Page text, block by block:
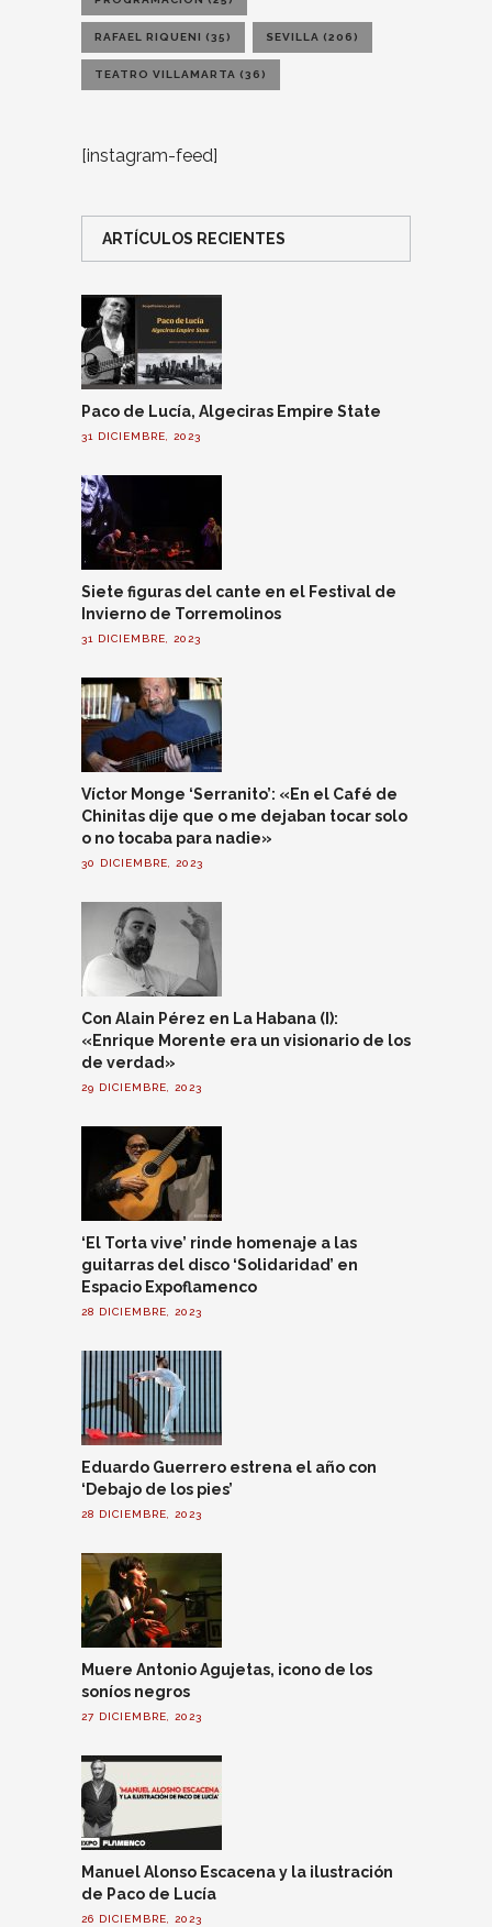
RAFAEL RIQUENI (35) SEVILLA (206)
TEATRO VILLAMARTA (36)
[instagram-feed]
ARTÍCULOS RECIENTES
Paco de Lucía, Algeciras Empire State
31 DICIEMBRE, 2023
Siete figuras del cante en el Festival de
Invierno de Torremolinos
31 DICIEMBRE, 2023
Víctor Monge ‘Serranito’: «En el Café de
Chinitas dije que o me dejaban tocar solo
o no tocaba para nadie»
30 DICIEMBRE, 2023
Con Alain Pérez en La Habana (I):
«Enrique Morente era un visionario de los
de verdad»
29 DICIEMBRE, 2023
‘El Torta vive’ rinde homenaje a las
guitarras del disco ‘Solidaridad’ en
Espacio Expoflamenco
28 DICIEMBRE, 2023
Eduardo Guerrero estrena el año con
‘Debajo de los pies’
28 DICIEMBRE, 2023
Muere Antonio Agujetas, icono de los
soníos negros
27 DICIEMBRE, 2023
Manuel Alonso Escacena y la ilustración
de Paco de Lucía
26 DICIEMBRE, 2023